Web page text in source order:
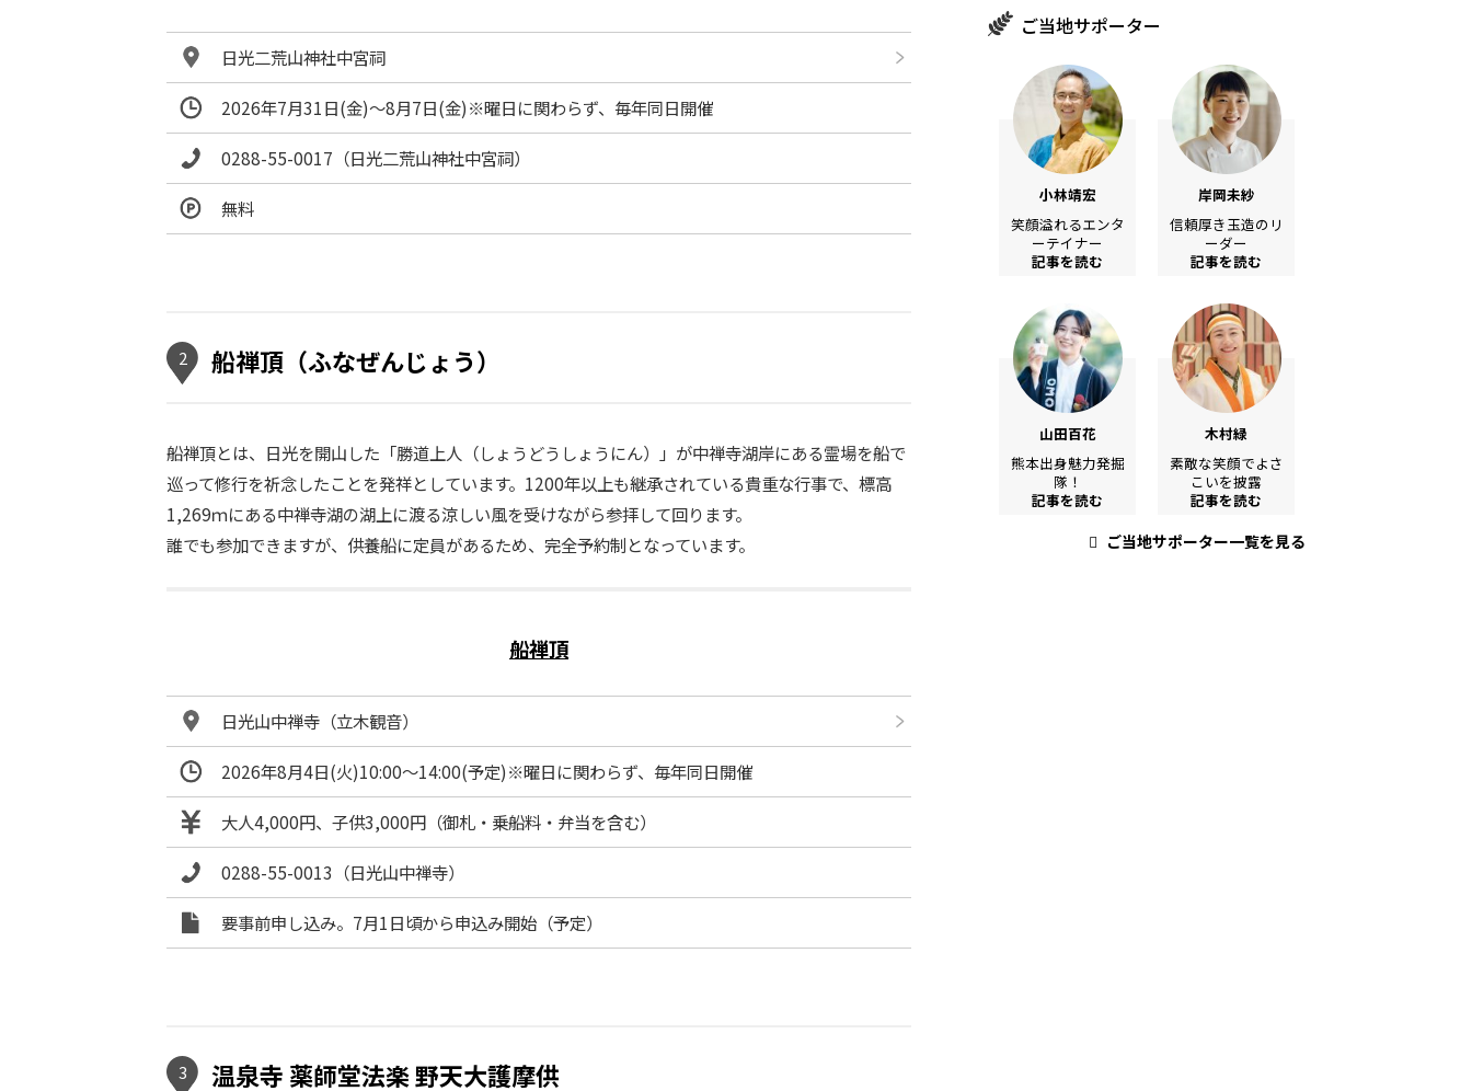
日光二荒山神社中宮祠
2026年7月31日(金)～8月7日(金)※曜日に関わらず、毎年同日開催
0288-55-0017（日光二荒山神社中宮祠）
無料
2 船禅頂（ふなぜんじょう）
船禅頂とは、日光を開山した「勝道上人（しょうどうしょうにん）」が中禅寺湖岸にある霊場を船で
巡って修行を祈念したことを発祥としています。1200年以上も継承されている貴重な行事で、標高
1,269ｍにある中禅寺湖の湖上に渡る涼しい風を受けながら参拝して回ります。
誰でも参加できますが、供養船に定員があるため、完全予約制となっています。
船禅頂
日光山中禅寺（立木観音）
2026年8月4日(火)10:00～14:00(予定)※曜日に関わらず、毎年同日開催
大人4,000円、子供3,000円（御札・乗船料・弁当を含む）
0288-55-0013（日光山中禅寺）
要事前申し込み。7月1日頃から申込み開始（予定）
3 温泉寺 薬師堂法楽 野天大護摩供
ご当地サポーター
小林靖宏
笑顔溢れるエンタ
ーテイナー
記事を読む
岸岡未紗
信頼厚き玉造のリ
ーダー
記事を読む
山田百花
熊本出身魅力発掘
隊！
記事を読む
木村緑
素敵な笑顔でよさ
こいを披露
記事を読む
ご当地サポーター一覧を見る